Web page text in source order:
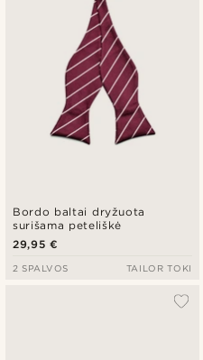
Bordo baltai dryžuota
surišama peteliškė
29,95 €
2 SPALVOS TAILOR TOKI